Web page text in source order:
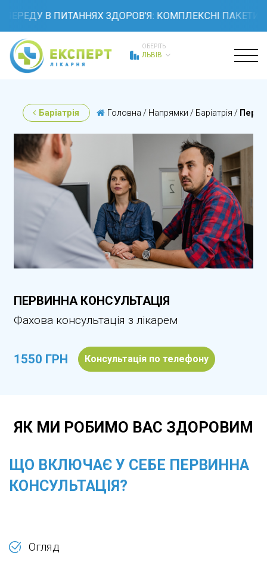
В ПИТАННЯХ ЗДОРОВ'Я: КОМПЛЕКСНІ ПАКЕТИ
ОБЕРІТЬ
ЛЬВІВ
Баріатрія Головна / Напрямки / Баріатрія /
ПЕРВИННА КОНСУЛЬТАЦІЯ
Фахова консультація з лікарем
1550 ГРН Консультація по телефону
ЯК МИ РОБИМО ВАС ЗДОРОВИМ
ЩО ВКЛЮЧАЄ У СЕБЕ ПЕРВИННА
КОНСУЛЬТАЦІЯ?
Огляд